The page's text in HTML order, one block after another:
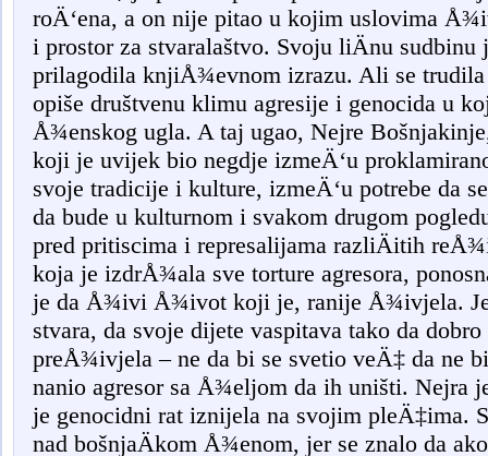
roÄ‘ena, a on nije pitao u kojim uslovima
i prostor za stvaralaštvo. Svoju liÄnu
prilagodila knjiÅ¾evnom izrazu. Ali se
opiše društvenu klimu agresije i genocida u
Å¾enskog ugla. A taj ugao, Nejre
koji je uvijek bio negdje izmeÄ‘u
svoje tradicije i kulture, izmeÄ‘u potrebe da
da bude u kulturnom i svakom drugom
pred pritiscima i represalijama razliÄitih
koja je izdrÅ¾ala sve torture agresora,
je da Å¾ivi Å¾ivot koji je, ranije Å¾ivjela.
stvara, da svoje dijete vaspitava tako da
preÅ¾ivjela – ne da bi se svetio veÄ‡ da ne
nanio agresor sa Å¾eljom da ih uništi. Nejra
je genocidni rat iznijela na svojim pleÄ‡ima.
nad bošnjaÄkom Å¾enom, jer se znalo da